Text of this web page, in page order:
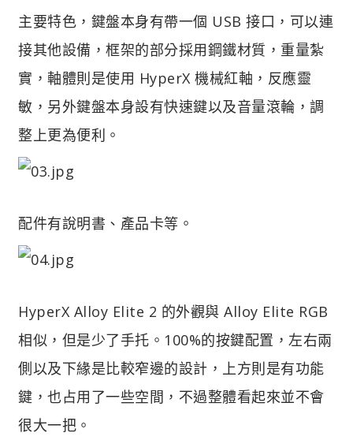
主要特色，鍵盤本身有帶一個 USB 接口，可以連
接其他設備，框架的部分採用鋼鐵材質，重量紮
實，軸體則是使用 HyperX 機械紅軸，反應靈
敏，另外鍵盤本身設有快速鍵以及音量滾輪，調
整上更為便利。
配件有說明書、產品卡等。
HyperX Alloy Elite 2 的外觀與 Alloy Elite RGB
相似，但是少了手托。100%的按鍵配置，左右兩
側以及下緣是比較窄邊的設計，上方則是有功能
鍵，也占用了一些空間，不過整體看起來並不會
很大一把。